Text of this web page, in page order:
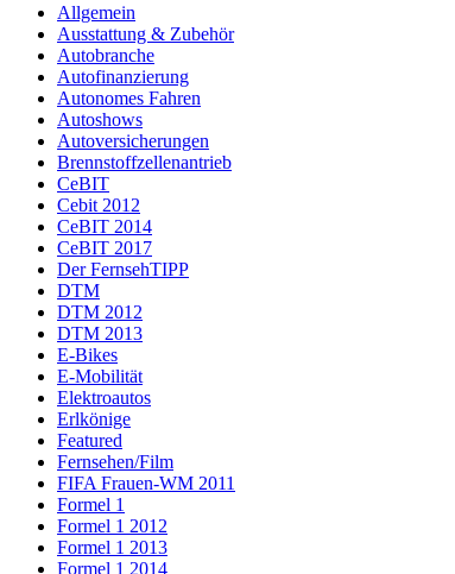
Allgemein
Ausstattung & Zubehör
Autobranche
Autofinanzierung
Autonomes Fahren
Autoshows
Autoversicherungen
Brennstoffzellenantrieb
CeBIT
Cebit 2012
CeBIT 2014
CeBIT 2017
Der FernsehTIPP
DTM
DTM 2012
DTM 2013
E-Bikes
E-Mobilität
Elektroautos
Erlkönige
Featured
Fernsehen/Film
FIFA Frauen-WM 2011
Formel 1
Formel 1 2012
Formel 1 2013
Formel 1 2014